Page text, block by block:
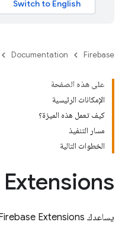
Firebase
Documentation
على هذه الصفحة
الإمكانات الرئيسية
كيف تعمل هذه الميزة؟
مسار التنفيذ
الخطوات التالية
يساعدك Extensions